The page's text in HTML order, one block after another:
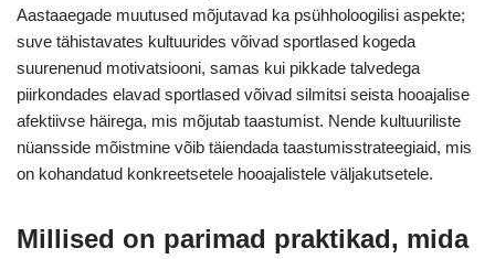
Aastaaegade muutused mõjutavad ka psühholoogilisi aspekte;
suve tähistavates kultuurides võivad sportlased kogeda
suurenenud motivatsiooni, samas kui pikkade talvedega
piirkondades elavad sportlased võivad silmitsi seista hooajalise
afektiivse häirega, mis mõjutab taastumist. Nende kultuuriliste
nüansside mõistmine võib täiendada taastumisstrateegiaid, mis
on kohandatud konkreetsetele hooajalistele väljakutsetele.
Millised on parimad praktikad, mida